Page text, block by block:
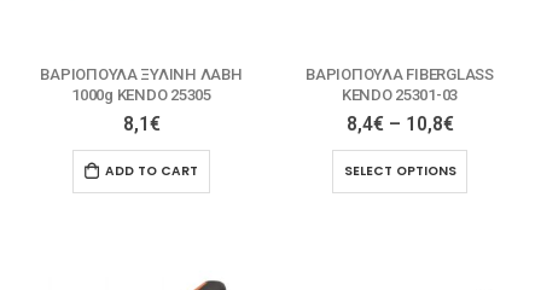
ΒΑΡΙΟΠΟΥΛΑ ΞΥΛΙΝΗ ΛΑΒΗ
1000g KENDO 25305
8,1 €
ADD TO CART
ΒΑΡΙΟΠΟΥΛΑ FIBERGLASS
KENDO 25301-03
8,4€– 10,8€
SELECT OPTIONS